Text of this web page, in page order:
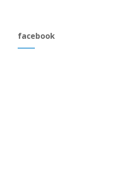
facebook